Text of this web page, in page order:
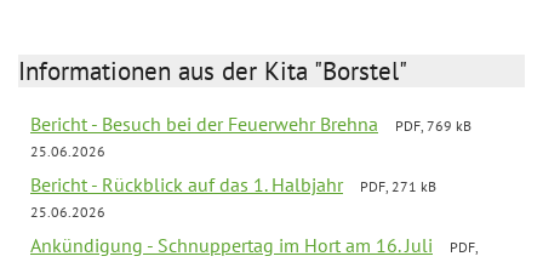
Informationen aus der Kita "Borstel"
Bericht - Besuch bei der Feuerwehr Brehna
PDF, 769 kB
25.06.2026
Bericht - Rückblick auf das 1. Halbjahr
PDF, 271 kB
25.06.2026
Ankündigung - Schnuppertag im Hort am 16. Juli
PDF,